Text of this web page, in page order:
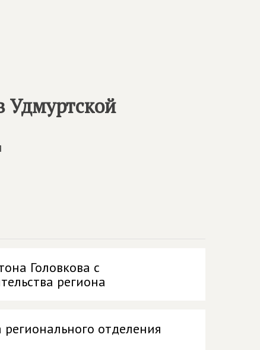
Удмуртcкой
Головкова с
региона
отделения